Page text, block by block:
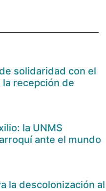
solidaridad con el
recepción de
la UNMS
ante el mundo
la descolonización al